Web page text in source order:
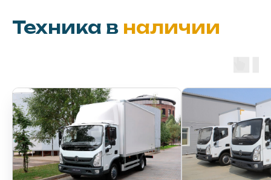
Техника в наличии